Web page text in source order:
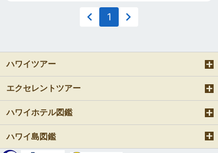
1
ハワイツアー
エクセレントツアー
ハワイホテル図鑑
ハワイ島図鑑